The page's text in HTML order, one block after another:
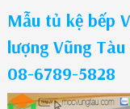
Mẫu tủ kệ bếp
lượng Vũng
08-6789-5828